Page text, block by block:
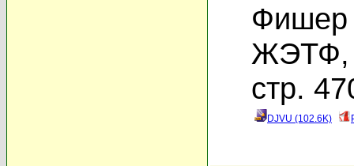
ЖЭТФ,
стр.
DJVU (102.6K)